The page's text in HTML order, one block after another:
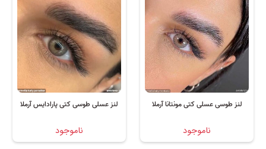
لنز طوسی عسلی کتی مونتانا آرملا
ناموجود
لنز عسلی طوسی کتی پارادایس آرملا
ناموجود